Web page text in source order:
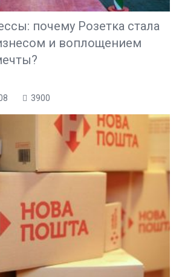
почему Розетка стала
и воплощением
3900